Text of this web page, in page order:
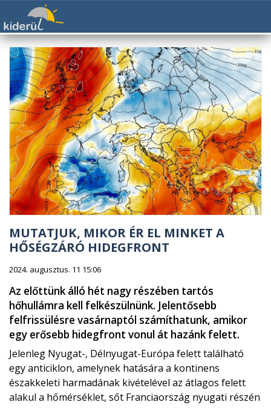
MUTATJUK, MIKOR ÉR EL MINKET A
HŐSÉGZÁRÓ HIDEGFRONT
2024. augusztus. 11 15:06
Az előttünk álló hét nagy részében tartós
hőhullámra kell felkészülnünk. Jelentősebb
felfrissülésre vasárnaptól számíthatunk, amikor
egy erősebb hidegfront vonul át hazánk felett.
Jelenleg Nyugat-, Délnyugat-Európa felett található
egy anticiklon, amelynek hatására a kontinens
északkeleti harmadának kivételével az átlagos felett
alakul a hőmérséklet, sőt Franciaország nyugati részén